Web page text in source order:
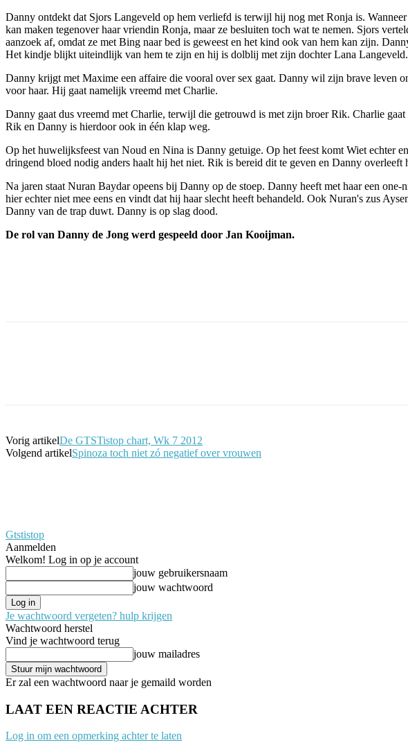
Danny ontdekt dat Sjors Langeveld op hem verliefd is terwijl hij nog met Ronja is.
kan maken tegenover haar vriendin Ronja, maar ze besluiten toch wat te nemen. Sjors
aanzoek af, omdat ze met Bing naar bed is geweest en het kind ook van hem kan zijn.
Het kindje blijkt uiteindlijk van hem te zijn en hij is dolblij met zijn dochter Lana Langeveld.
Danny krijgt met Maxime een affaire die vooral over sex gaat. Danny wil zijn brave leven
voor haar. Hij gaat namelijk vreemd met Charlie.
Danny gaat dus vreemd met Charlie, terwijl die getrouwd is met zijn broer Rik. Charlie
Rik en Danny is hierdoor ook in één klap weg.
Op het huwelijksfeest van Noud en Nina is Danny getuige. Op het feest komt Wiet echter
dringend bloed nodig anders haalt hij het niet. Rik is bereid dit te geven en Danny overleeft
Na jaren staat Nuran Baydar opeens bij Danny op de stoep. Danny heeft met haar een
hier echter niet mee eens en vindt dat hij haar slecht heeft behandeld. Ook Nuran's zus
Danny van de trap duwt. Danny is op slag dood.
De rol van Danny de Jong werd gespeeld door Jan Kooijman.
Vorig artikelDe GTSTistop chart, Wk 7 2012
Volgend artikelSpinoza toch niet zó negatief over vrouwen
Gtstistop
Aanmelden
Welkom! Log in op je account
jouw gebruikersnaam
jouw wachtwoord
Je wachtwoord vergeten? hulp krijgen
Wachtwoord herstel
Vind je wachtwoord terug
jouw mailadres
Er zal een wachtwoord naar je gemaild worden
LAAT EEN REACTIE ACHTER
Log in om een opmerking achter te laten